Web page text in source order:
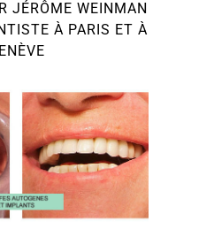
JÉRÔME WEINMAN
À PARIS ET À